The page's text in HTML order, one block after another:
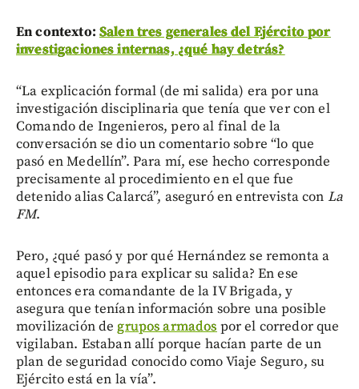
En contexto: Salen tres generales del Ejército por
investigaciones internas, ¿qué hay detrás?
“La explicación formal (de mi salida) era por una
investigación disciplinaria que tenía que ver con el
Comando de Ingenieros, pero al final de la
conversación se dio un comentario sobre “lo que
pasó en Medellín”. Para mí, ese hecho corresponde
precisamente al procedimiento en el que fue
detenido alias Calarcá”, aseguró en entrevista con La
FM.
Pero, ¿qué pasó y por qué Hernández se remonta a
aquel episodio para explicar su salida? En ese
entonces era comandante de la IV Brigada, y
asegura que tenían información sobre una posible
movilización de grupos armados por el corredor que
vigilaban. Estaban allí porque hacían parte de un
plan de seguridad conocido como Viaje Seguro, su
Ejército está en la vía”.